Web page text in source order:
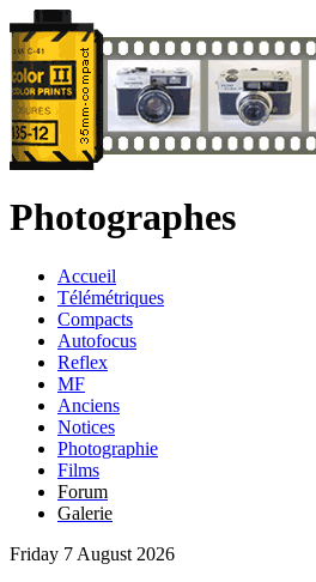
Photographes
Accueil
Télémétriques
Compacts
Autofocus
Reflex
MF
Anciens
Notices
Photographie
Films
Forum
Galerie
Friday 7 August 2026